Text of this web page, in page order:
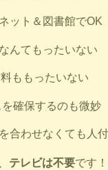
ット＆図書館でOK
んてもったいない
ももったいない
確保するのも微妙
合わせなくても人
テレビは不要です！